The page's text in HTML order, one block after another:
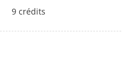
9 crédits